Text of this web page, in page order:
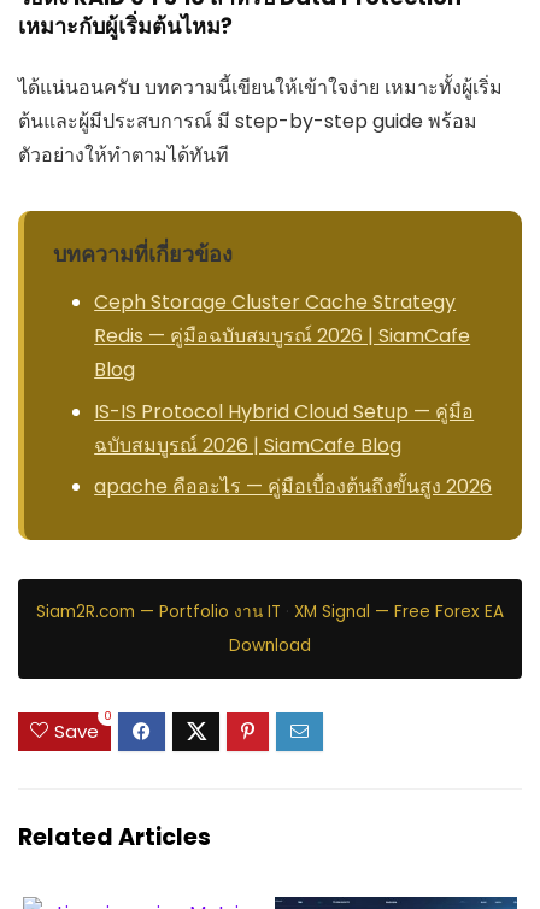
เหมาะกับผู้เริ่มต้นไหม?
ได้แน่นอนครับ บทความนี้เขียนให้เข้าใจง่าย เหมาะทั้งผู้เริ่ม
ต้นและผู้มีประสบการณ์ มี step-by-step guide พร้อม
ตัวอย่างให้ทำตามได้ทันที
บทความที่เกี่ยวข้อง
Ceph Storage Cluster Cache Strategy
Redis — คู่มือฉบับสมบูรณ์ 2026 | SiamCafe
Blog
IS-IS Protocol Hybrid Cloud Setup — คู่มือ
ฉบับสมบูรณ์ 2026 | SiamCafe Blog
apache คืออะไร — คู่มือเบื้องต้นถึงขั้นสูง 2026
Siam2R.com — Portfolio งาน IT · XM Signal — Free Forex EA
Download
Save
0
Related Articles